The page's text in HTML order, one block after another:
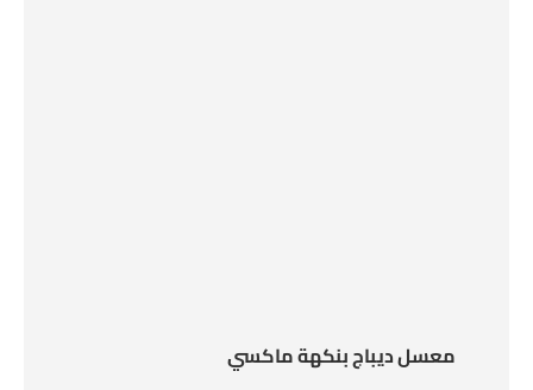
معسل ديباج بنكهة ماكسي